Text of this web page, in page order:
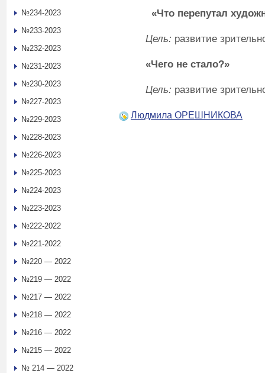
«Что перепутал
Цель: развитие
«Чего не стало?»
Цель: развитие
Людмила ОРЕШНИКОВА
№234-2023
№233-2023
№232-2023
№231-2023
№230-2023
№227-2023
№229-2023
№228-2023
№226-2023
№225-2023
№224-2023
№223-2023
№222-2022
№221-2022
№220 — 2022
№219 — 2022
№217 — 2022
№218 — 2022
№216 — 2022
№215 — 2022
№ 214 — 2022